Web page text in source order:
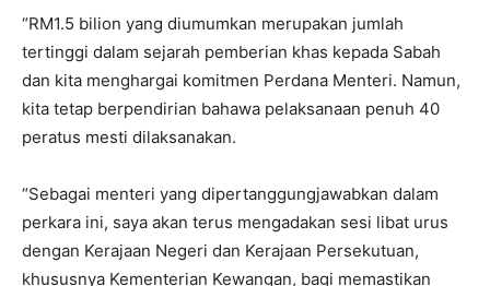
“RM1.5 bilion yang diumumkan merupakan jumlah
tertinggi dalam sejarah pemberian khas kepada Sabah
dan kita menghargai komitmen Perdana Menteri. Namun,
kita tetap berpendirian bahawa pelaksanaan penuh 40
peratus mesti dilaksanakan.
“Sebagai menteri yang dipertanggungjawabkan dalam
perkara ini, saya akan terus mengadakan sesi libat urus
dengan Kerajaan Negeri dan Kerajaan Persekutuan,
khususnya Kementerian Kewangan, bagi memastikan